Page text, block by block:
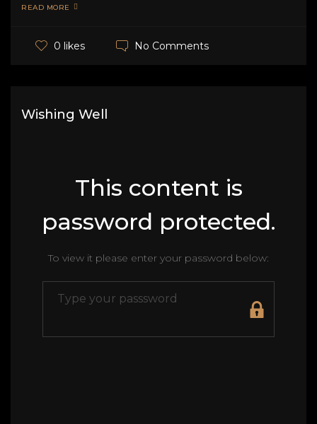
READ MORE
0 likes No Comments
Wishing Well
This content is
password protected.
To view it please enter your password below: